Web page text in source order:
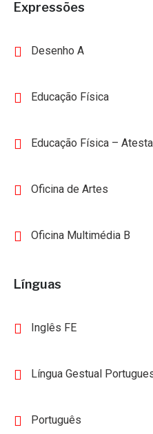
Expressões
Desenho A
Educação Física
Educação Física –
Oficina de Artes
Oficina Multimédia B
Línguas
Inglês FE
Língua Gestual
Português